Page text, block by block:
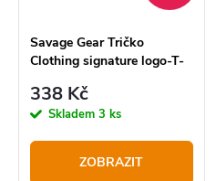
Savage Gear Tričko
Clothing signature logo-T-
338 Kč
Skladem 3 ks
ZOBRAZIT